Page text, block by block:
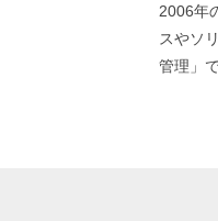
2006年
スやソ
管理」